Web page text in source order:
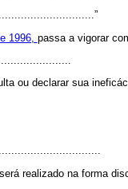
1996, passa a vigorar
ou declarar sua
realizado na forma